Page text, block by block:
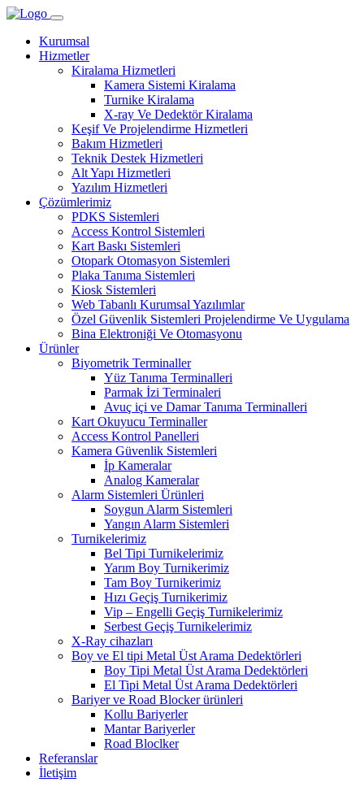
Kurumsal
Hizmetler
Kiralama Hizmetleri
Kamera Sistemi Kiralama
Turnike Kiralama
X-ray Ve Dedektör Kiralama
Keşif Ve Projelendirme Hizmetleri
Bakım Hizmetleri
Teknik Destek Hizmetleri
Alt Yapı Hizmetleri
Yazılım Hizmetleri
Çözümlerimiz
PDKS Sistemleri
Access Kontrol Sistemleri
Kart Baskı Sistemleri
Otopark Otomasyon Sistemleri
Plaka Tanıma Sistemleri
Kiosk Sistemleri
Web Tabanlı Kurumsal Yazılımlar
Özel Güvenlik Sistemleri Projelendirme Ve Uygulama
Bina Elektroniği Ve Otomasyonu
Ürünler
Biyometrik Terminaller
Yüz Tanıma Terminalleri
Parmak İzi Terminaleri
Avuç içi ve Damar Tanıma Terminalleri
Kart Okuyucu Terminaller
Access Kontrol Panelleri
Kamera Güvenlik Sistemleri
İp Kameralar
Analog Kameralar
Alarm Sistemleri Ürünleri
Soygun Alarm Sistemleri
Yangın Alarm Sistemleri
Turnikelerimiz
Bel Tipi Turnikelerimiz
Yarım Boy Turnikerimiz
Tam Boy Turnikerimiz
Hızı Geçiş Turnikerimiz
Vip – Engelli Geçiş Turnikelerimiz
Serbest Geçiş Turnikelerimiz
X-Ray cihazları
Boy ve El tipi Metal Üst Arama Dedektörleri
Boy Tipi Metal Üst Arama Dedektörleri
El Tipi Metal Üst Arama Dedektörleri
Bariyer ve Road Blocker ürünleri
Kollu Bariyerler
Mantar Bariyerler
Road Bloclker
Referanslar
İletişim